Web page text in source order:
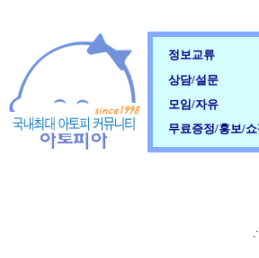
정보교류
상담/설문
모임/자유
무료증정/홍보/쇼